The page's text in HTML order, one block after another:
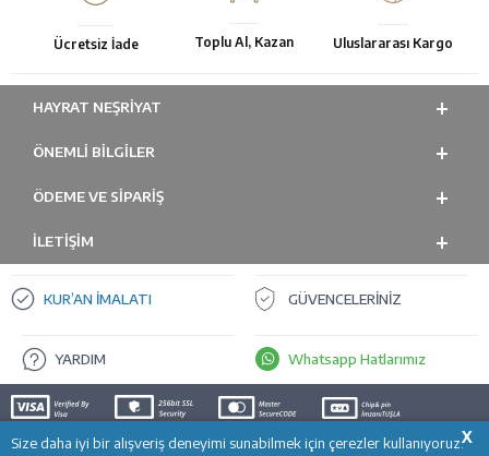
X
Size daha iyi bir alışveriş deneyimi sunabilmek için çerezler kullanıyoruz.
Ücretsiz İade Toplu Al, Kazan Uluslararası Kargo
HAYRAT NEŞRIYAT
ÖNEMLI BILGILER
ÖDEME VE SİPARİŞ
İLETİŞİM
KUR’AN İMALATI GÜVENCELERİNİZ
YARDIM Whatsapp Hatlarımız